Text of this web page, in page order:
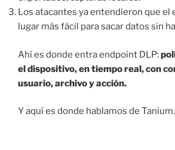
Los atacantes ya entendieron que el
lugar más fácil para sacar datos sin
Ahí es donde entra endpoint DLP:
el dispositivo, en tiempo real, con
usuario, archivo y acción.
Y aquí es donde hablamos de Tanium.